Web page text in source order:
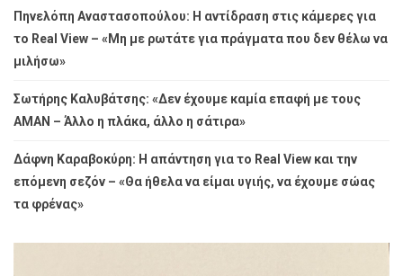
Πηνελόπη Αναστασοπούλου: Η αντίδραση στις κάμερες για
το Real View – «Μη με ρωτάτε για πράγματα που δεν θέλω να
μιλήσω»
Σωτήρης Καλυβάτσης: «Δεν έχουμε καμία επαφή με τους
ΑΜΑΝ – Άλλο η πλάκα, άλλο η σάτιρα»
Δάφνη Καραβοκύρη: Η απάντηση για το Real View και την
επόμενη σεζόν – «Θα ήθελα να είμαι υγιής, να έχουμε σώας
τα φρένας»